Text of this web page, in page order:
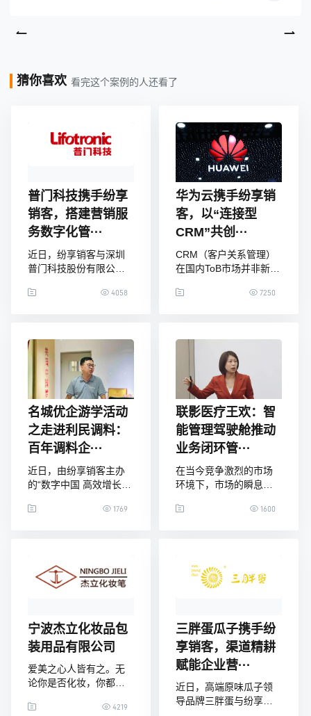
猜你喜欢 看完这个案例的人还看了
普门科技携手纷享
销客，搭建营销服
务数字化管···
近日，纷享销客与深圳
普门科技股份有限公司
CRM项目合作，筹备搭
技总裁胡明龙先生、常
务副总裁曾映先生及纷
享销客深圳分公司总经
理杨小会先生等双方项
目团队成员参加了CRM
项目启动会。普门科技
总裁胡明龙先生在会上
表示，普门科技业务涉
及体外诊断设备、治
4058
华为云携手纷享销
客，以“连接型
CRM”共创···
CRM（客户关系管理）
在国内ToB市场并非新生
已经成为SaaS领域的一
CRM市场也一直在争议
中前进。受到疫情影
响，近年数字化在线成
为新常态，CRM与企业
数字化转型形成了密切
关系，而软件与业务的
深度融合，也对CRM的
服务能力提出了新的需
求。在服务商规模不断
7250
名城优企游学活动
之走进利民调料：
百年调料企···
近日，由纷享销客主办
的“数字中国 高效增长
活动之走进利民调料”在
代表、行业专家、IT负责
人齐聚一堂，围绕企业
现企业的数字化升级。
01、数字化转型百年企
业保持领先优势的根本
之道天津市
1769
联影医疗王欢：智
能管理驾驶舱推动
业务闭环管···
在当今竞争激烈的市场
环境下，市场的瞬息万
化，使得传统封闭式的
多企业在经营管理中普
遍存在着管理效率低
协同、绩效信息黑匣等
问题。面对这些挑战，
“经营管理闭环”成为企业
管理革新的关键路径之
1600
宁波杰立化妆品包
装用品有限公司
爱美之心人皆有之。无
论你是否化妆，你都一
机、商场等各个醒目的
4219
三胖蛋瓜子携手纷
享销客，渠道精耕
赋能企业营···
近日，高端原味瓜子领
导品牌三胖蛋与纷享销